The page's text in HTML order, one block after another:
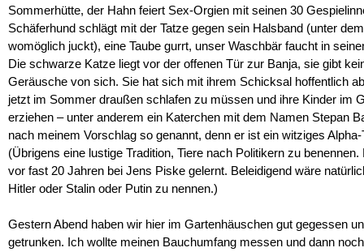
Sommerhütte, der Hahn feiert Sex-Orgien mit seinen 30
Schäferhund schlägt mit der Tatze gegen sein Halsband (unter
womöglich juckt), eine Taube gurrt, unser Waschbär faucht in
Die schwarze Katze liegt vor der offenen Tür zur Banja, sie gibt
Geräusche von sich. Sie hat sich mit ihrem Schicksal hoffentlich
jetzt im Sommer draußen schlafen zu müssen und ihre Kinder im
erziehen – unter anderem ein Katerchen mit dem Namen Stepan
nach meinem Vorschlag so genannt, denn er ist ein witziges Alpha-
(Übrigens eine lustige Tradition, Tiere nach Politikern zu benennen.
vor fast 20 Jahren bei Jens Piske gelernt. Beleidigend wäre
Hitler oder Stalin oder Putin zu nennen.)
Gestern Abend haben wir hier im Gartenhäuschen gut gegessen
getrunken. Ich wollte meinen Bauchumfang messen und dann